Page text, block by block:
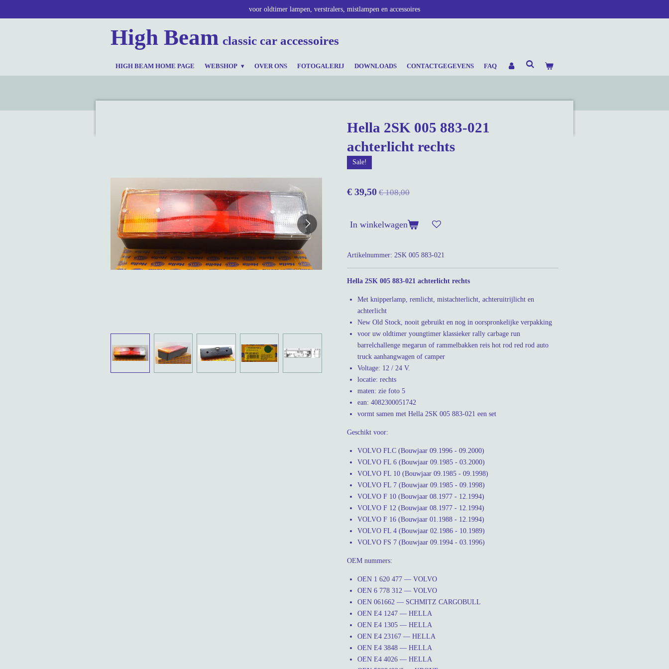
voor oldtimer lampen, verstralers, mistlampen en accessoires
High Beam classic car accessoires
HIGH BEAM HOME PAGE WEBSHOP OVER ONS FOTOGALERIJ DOWNLOADS CONTACTGEGEVENS FAQ
Hella 2SK 005 883-021
achterlicht rechts
Sale!
€ 39,50 € 108,00
In winkelwagen
Artikelnummer: 2SK 005 883-021
Hella 2SK 005 883-021 achterlicht rechts
Met knipperlamp, remlicht, mistachterlicht, achteruitrijlicht en
achterlicht
New Old Stock, nooit gebruikt en nog in oorspronkelijke verpakking
voor uw oldtimer youngtimer klassieker rally carbage run
barrelchallenge megarun of rammelbakken reis hot rod red rod auto
truck aanhangwagen of camper
Voltage: 12 / 24 V.
locatie: rechts
maten: zie foto 5
ean: 4082300051742
vormt samen met Hella 2SK 005 883-021 een set
Geschikt voor:
VOLVO FLC (Bouwjaar 09.1996 - 09.2000)
VOLVO FL 6 (Bouwjaar 09.1985 - 03.2000)
VOLVO FL 10 (Bouwjaar 09.1985 - 09.1998)
VOLVO FL 7 (Bouwjaar 09.1985 - 09.1998)
VOLVO F 10 (Bouwjaar 08.1977 - 12.1994)
VOLVO F 12 (Bouwjaar 08.1977 - 12.1994)
VOLVO F 16 (Bouwjaar 01.1988 - 12.1994)
VOLVO FL 4 (Bouwjaar 02.1986 - 10.1989)
VOLVO FS 7 (Bouwjaar 09.1994 - 03.1996)
OEM nummers:
OEN 1 620 477 — VOLVO
OEN 6 778 312 — VOLVO
OEN 061662 — SCHMITZ CARGOBULL
OEN E4 1247 — HELLA
OEN E4 1305 — HELLA
OEN E4 23167 — HELLA
OEN E4 3848 — HELLA
OEN E4 4026 — HELLA